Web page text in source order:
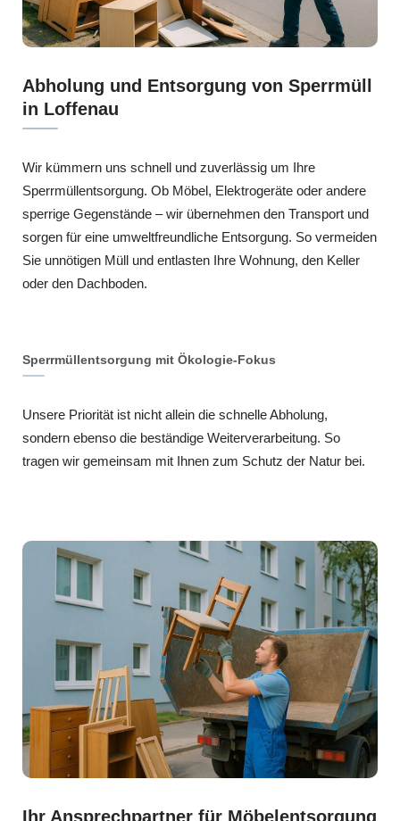
Abholung und Entsorgung von Sperrmüll
in Loffenau
Wir kümmern uns schnell und zuverlässig um Ihre
Sperrmüllentsorgung. Ob Möbel, Elektrogeräte oder andere
sperrige Gegenstände – wir übernehmen den Transport und
sorgen für eine umweltfreundliche Entsorgung. So vermeiden
Sie unnötigen Müll und entlasten Ihre Wohnung, den Keller
oder den Dachboden.
Sperrmüllentsorgung mit Ökologie-Fokus
Unsere Priorität ist nicht allein die schnelle Abholung,
sondern ebenso die beständige Weiterverarbeitung. So
tragen wir gemeinsam mit Ihnen zum Schutz der Natur bei.
Ihr Ansprechpartner für Möbelentsorgung